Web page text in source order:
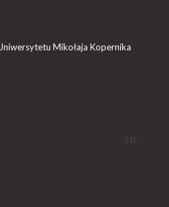
Mikołaja Kopernika
(1)